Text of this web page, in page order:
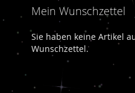
In den Warenkorb
In den Warenkorb
Nicht
In den Warenkorb
WUNSCHLISTE
ZUR
Mein Wunschzettel
Sie haben keine Artikel
Wunschzettel.